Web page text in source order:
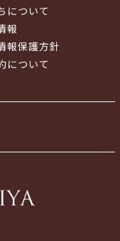
について
報
報保護方針
について